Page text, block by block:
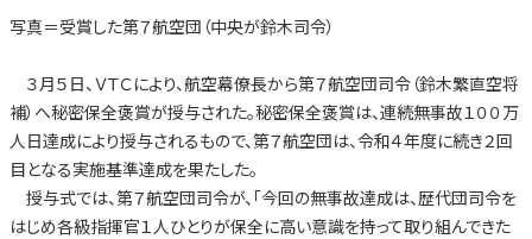
写真＝受賞した第７航空団（中央が鈴木司令）
３月５日、ＶＴＣにより、航空幕僚長から第７航空団司令（鈴木繁直空将
補）へ秘密保全褒賞が授与された。秘密保全褒賞は、連続無事故１００万
人日達成により授与されるもので、第７航空団は、令和４年度に続き２回
目となる実施基準達成を果たした。
授与式では、第７航空団司令が、「今回の無事故達成は、歴代団司令を
はじめ各級指揮官１人ひとりが保全に高い意識を持って取り組んできた